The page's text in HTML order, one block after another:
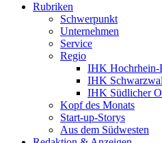
Rubriken
Schwerpunkt
Unternehmen
Service
Regio
IHK Hochrhein-
IHK
IHK Südlicher
Kopf des Monats
Start-up-Storys
Aus dem Südwesten